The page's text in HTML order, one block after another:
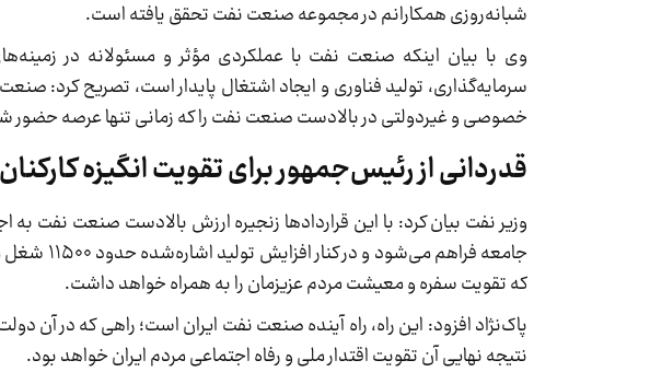
شبانه‌روزی همکارانم در مجموعه صنعت نفت تحقق یافته است.
وی با بیان اینکه صنعت نفت با عملکردی مؤثر و مسئولانه در
سرمایه‌گذاری، تولید فناوری و ایجاد اشتغال پایدار است، تصریح
خصوصی و غیردولتی در بالادست صنعت نفت را که زمانی تنها عرصه حضور
قدردانی از رئیس‌جمهور برای تقویت انگیزه
وزیر نفت بیان کرد: با این قراردادها زنجیره ارزش بالادست صنعت نفت
جامعه
که تقویت سفره و معیشت مردم عزیزمان را به همراه خواهد داشت.
پاک‌نژاد افزود: این راه، راه آینده صنعت نفت ایران است؛ راهی که در
نتیجه نهایی آن تقویت اقتدار ملی و رفاه اجتماعی مردم ایران خواهد بود.